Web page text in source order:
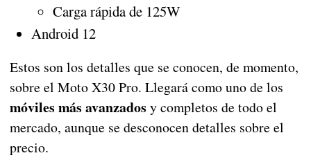
Carga rápida de 125W
Android 12
Estos son los detalles que se conocen, de momento,
sobre el Moto X30 Pro. Llegará como uno de los
móviles más avanzados y completos de todo el
mercado, aunque se desconocen detalles sobre el
precio.